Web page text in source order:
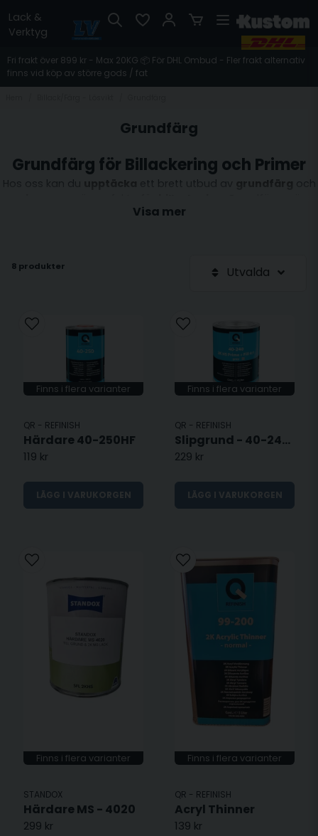
Lack &
Verktyg
Fri frakt över 899 kr - Max 20KG 📦 För DHL Ombud - Fler frakt alternativ
finns vid köp av större gods / fat
Grundfärg
Grundfärg för Billackering och Primer
Hos oss kan du ett brett utbud av grundfärg
och
viktiga för att säkerställa att ytan är väl förberedd inför
bygga ett effektivt rostskydd och ge en perfekt bas för den
slutliga lackeringen. Oavsett om du arbetar med möbler, bilar
eller andra projekt, erbjuder vårt sortiment den kvalitet och
Våra grundfärger finns i olika storlekar, färger och fabrikat,
kan du säkerställa att ditt projekt får en professionell finish
och långvarigt skydd.
Visa mer
8 produkter Utvalda
Finns i flera varianter
QR - REFINISH
Härdare 40-250HF
119 kr
LÄGG I VARUKORGEN
Finns i flera varianter
QR - REFINISH
Slipgrund - 40-240 - QR
229 kr
LÄGG I VARUKORGEN
Finns i flera varianter
STANDOX
Härdare MS - 4020
299 kr
Finns i flera varianter
QR - REFINISH
Acryl Thinner
139 kr